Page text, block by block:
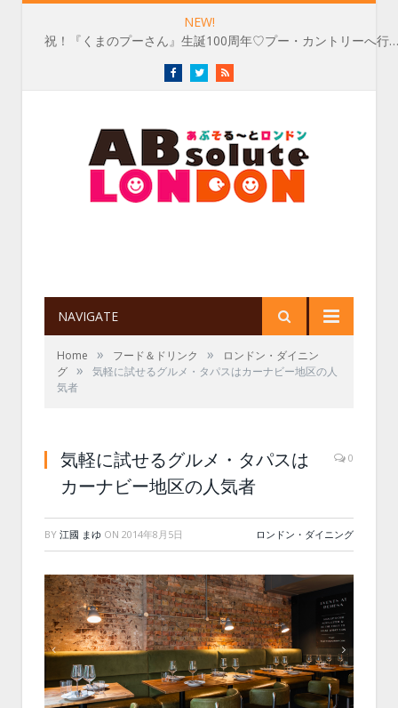
NEW!
祝！『くまのプーさん』生誕100周年♡プー・カントリーへ行こう♪
FacebookTwitterRSS
NAVIGATE
Home » フード＆ドリンク »
ロンドン・ダイニン
グ »
気軽に試せるグルメ・タパスはカーナビー地区の人
気者
気軽に試せるグルメ・タパスは
カーナビー地区の人気者
0
BY 江國 まゆ ON 2014年8月5日 ロンドン・ダイニング